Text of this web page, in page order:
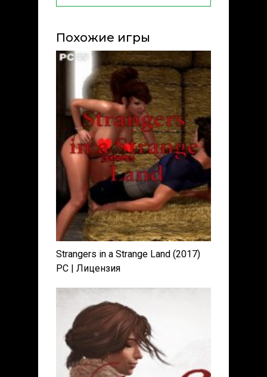
Похожие игры
Strangers in a Strange Land (2017)
PC | Лицензия